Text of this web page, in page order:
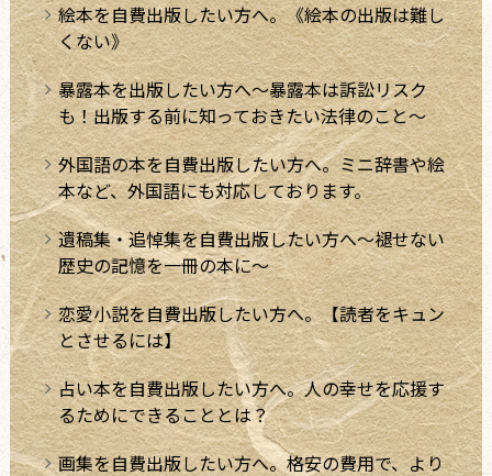
絵本を自費出版したい方へ。《絵本の出版は難し
くない》
暴露本を出版したい方へ～暴露本は訴訟リスク
も！出版する前に知っておきたい法律のこと～
外国語の本を自費出版したい方へ。ミニ辞書や絵
本など、外国語にも対応しております。
遺稿集・追悼集を自費出版したい方へ～褪せない
歴史の記憶を一冊の本に～
恋愛小説を自費出版したい方へ。【読者をキュン
とさせるには】
占い本を自費出版したい方へ。人の幸せを応援す
るためにできることとは？
画集を自費出版したい方へ。格安の費用で、より